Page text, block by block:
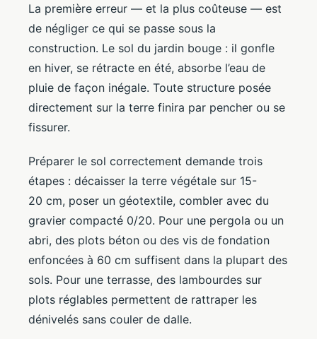
La première erreur — et la plus coûteuse — est
de négliger ce qui se passe sous la
construction. Le sol du jardin bouge : il gonfle
en hiver, se rétracte en été, absorbe l’eau de
pluie de façon inégale. Toute structure posée
directement sur la terre finira par pencher ou se
fissurer.
Préparer le sol correctement demande trois
étapes : décaisser la terre végétale sur 15-
20 cm, poser un géotextile, combler avec du
gravier compacté 0/20. Pour une pergola ou un
abri, des plots béton ou des vis de fondation
enfoncées à 60 cm suffisent dans la plupart des
sols. Pour une terrasse, des lambourdes sur
plots réglables permettent de rattraper les
dénivelés sans couler de dalle.